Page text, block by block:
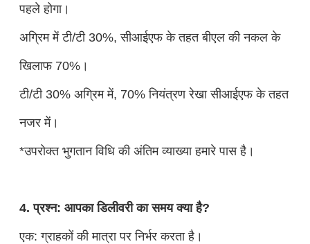
पहले होगा।
अग्रिम में टी/टी 30%, सीआईएफ के तहत बीएल की नकल के
खिलाफ 70%।
टी/टी 30% अग्रिम में, 70% नियंत्रण रेखा सीआईएफ के तहत
नजर में।
*उपरोक्त भुगतान विधि की अंतिम व्याख्या हमारे पास है।
4. प्रश्न: आपका डिलीवरी का समय क्या है?
एक: ग्राहकों की मात्रा पर निर्भर करता है।